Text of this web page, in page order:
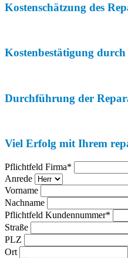
Kostenschätzung des
Kostenbestätigung
Durchführung der
Viel Erfolg mit Ihrem
Pflichtfeld Firma*
Anrede
Vorname
Nachname
Pflichtfeld Kundennummer*
Straße
PLZ
Ort